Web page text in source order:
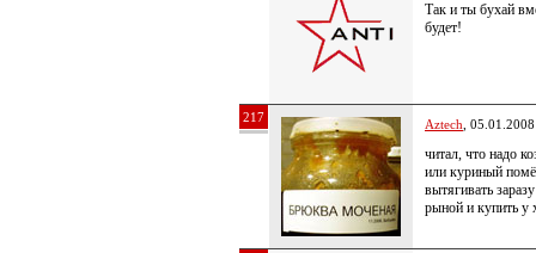
Так и ты бухай
будет!
217 Aztech ,
читал, что надо
или куриный
вытягивать
рыной и купить у